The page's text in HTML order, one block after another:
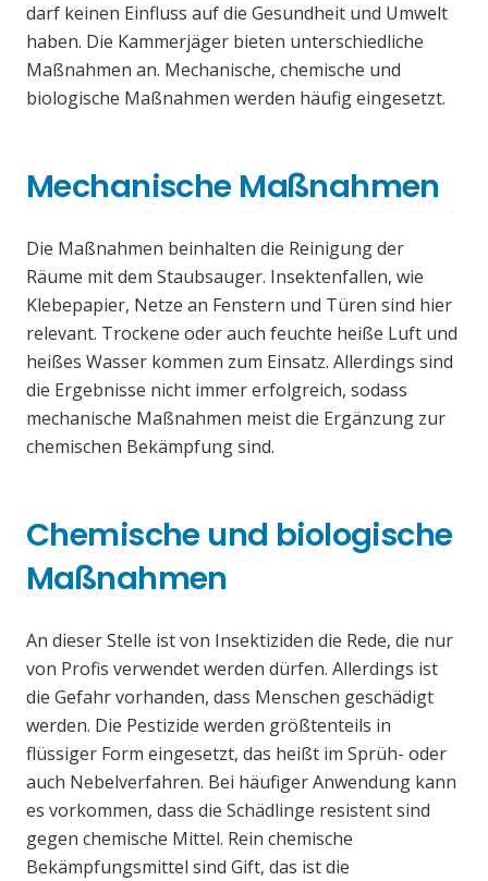
darf keinen Einfluss auf die Gesundheit und Umwelt
haben. Die Kammerjäger bieten unterschiedliche
Maßnahmen an. Mechanische, chemische und
biologische Maßnahmen werden häufig eingesetzt.
Mechanische Maßnahmen
Die Maßnahmen beinhalten die Reinigung der
Räume mit dem Staubsauger. Insektenfallen, wie
Klebepapier, Netze an Fenstern und Türen sind hier
relevant. Trockene oder auch feuchte heiße Luft und
heißes Wasser kommen zum Einsatz. Allerdings sind
die Ergebnisse nicht immer erfolgreich, sodass
mechanische Maßnahmen meist die Ergänzung zur
chemischen Bekämpfung sind.
Chemische und biologische
Maßnahmen
An dieser Stelle ist von Insektiziden die Rede, die nur
von Profis verwendet werden dürfen. Allerdings ist
die Gefahr vorhanden, dass Menschen geschädigt
werden. Die Pestizide werden größtenteils in
flüssiger Form eingesetzt, das heißt im Sprüh- oder
auch Nebelverfahren. Bei häufiger Anwendung kann
es vorkommen, dass die Schädlinge resistent sind
gegen chemische Mittel. Rein chemische
Bekämpfungsmittel sind Gift, das ist die